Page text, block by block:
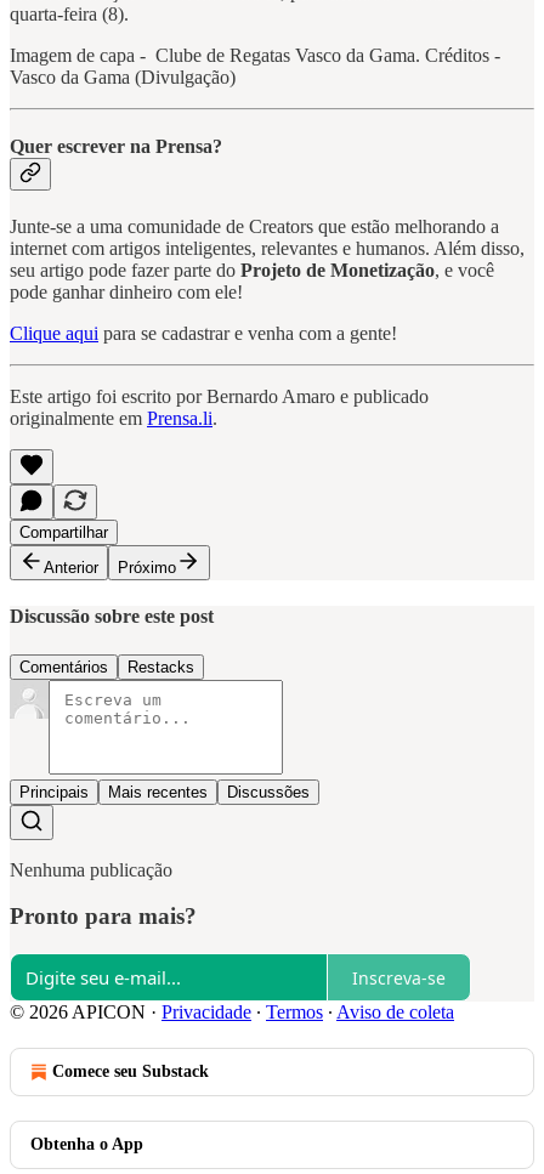
quarta-feira (8).
Imagem de capa - Clube de Regatas Vasco da Gama. Créditos -
Vasco da Gama (Divulgação)
Quer escrever na Prensa?
Junte-se a uma comunidade de Creators que estão melhorando a
internet com artigos inteligentes, relevantes e humanos. Além disso,
seu artigo pode fazer parte do Projeto de Monetização, e você
pode ganhar dinheiro com ele!
Clique aqui para se cadastrar e venha com a gente!
Este artigo foi escrito por Bernardo Amaro e publicado
originalmente em Prensa.li.
Compartilhar
Anterior
Próximo
Discussão sobre este post
Comentários Restacks
Principais Mais recentes Discussões
Nenhuma publicação
Pronto para mais?
Inscreva-se
© 2026 APICON · Privacidade ∙ Termos ∙ Aviso de coleta
Comece seu Substack
Obtenha o App